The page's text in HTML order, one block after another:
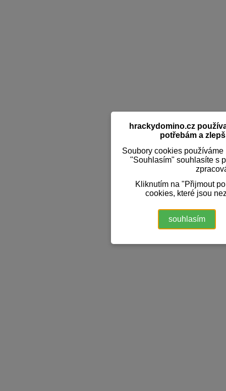
hrackydomino.cz
potřebám a
Soubory cookies
"Souhlasím" souhlasíte s
Kliknutím na "Přijmout
cookies, které jsou
souhlasím